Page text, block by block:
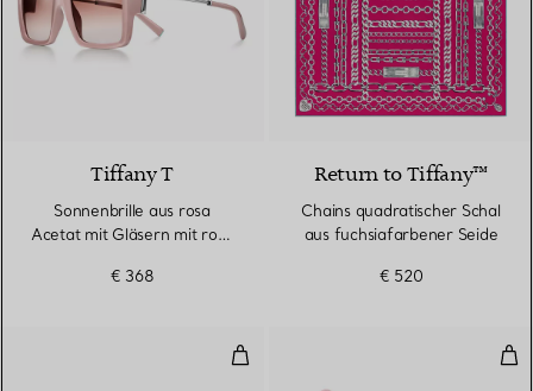
3 Farben
Tiffany T
Sonnenbrille aus rosa
Acetat mit Gläsern mit rosa
€ 368
Return to Tiffany™
Chains quadratischer Schal
aus fuchsiafarbener Seide
€ 520
Sonnenbrille in blassgoldenem